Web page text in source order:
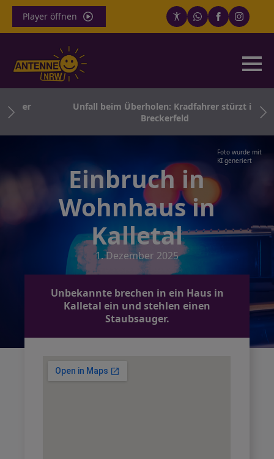
Player öffnen
Unfall beim Überholen: Kradfahrer stürzt in
Breckerfeld
Foto wurde mit
KI generiert
Einbruch in
Wohnhaus in
Kalletal
1. Dezember 2025
Unbekannte brechen in ein Haus in
Kalletal ein und stehlen einen
Staubsauger.